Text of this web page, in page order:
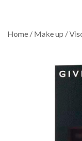
Home / Make up /